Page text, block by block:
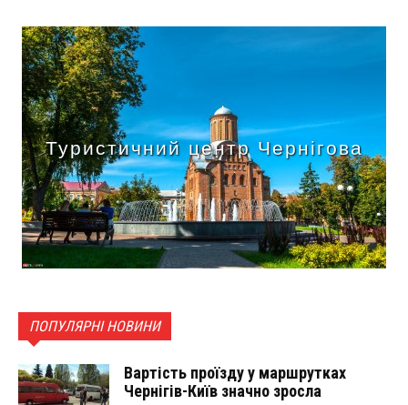
Туристичний центр Чернігова
ПОПУЛЯРНІ НОВИНИ
Вартість проїзду у маршрутках
Чернігів-Київ значно зросла